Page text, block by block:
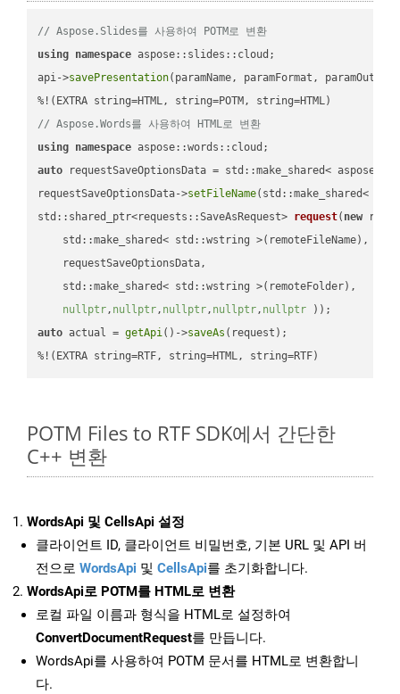
// Aspose.Slides를 사용하여 POTM로 변환
using namespace aspose::slides::cloud;
api->savePresentation(paramName, paramFormat,
// Aspose.Words를 사용하여 HTML로 변환
using namespace
auto requestSaveOptionsData = std::make_shared<
requestSaveOptionsData->setFileName(std::make_shared<
std::shared_ptr<requests::SaveAsRequest> request( new
    std::make_shared< std::wstring >(remoteFileName),
    requestSaveOptionsData,
    std::make_shared< std::wstring >(remoteFolder),
nullptr, nullptr, nullptr, nullptr, nullptr ))
auto actual = getApi()->saveAs (request);
%!(EXTRA string=RTF, string=HTML, string=RTF)
POTM Files to RTF SDK에서 간단한
C++ 변환
WordsApi 및 CellsApi 설정
클라이언트 ID, 클라이언트 비밀번호, 기본 URL 및 API 버
전으로 WordsApi 및 CellsApi를 초기화합니다.
WordsApi로 POTM를 HTML로 변환
로컬 파일 이름과 형식을 HTML로 설정하여
ConvertDocumentRequest를 만듭니다.
WordsApi를 사용하여 POTM 문서를 HTML로 변환합니
다.